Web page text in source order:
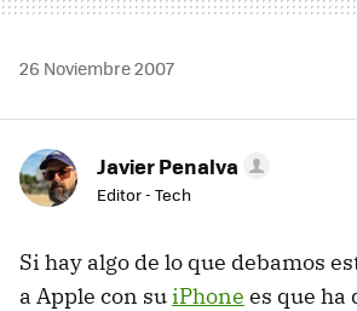
26 Noviembre 2007
Javier Penalva
Editor - Tech
Si hay algo de lo que debamos
a Apple con suiPhone es que ha